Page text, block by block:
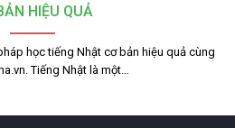
HIỆU QUẢ
học tiếng Nhật cơ bản hiệu quả cùng
Tiếng Nhật là một…